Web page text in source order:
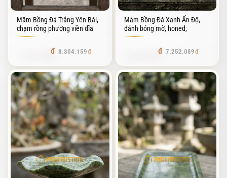
Mâm Bồng Đá Trắng Yên Bái,
chạm rồng phượng viền đĩa
8.304.159
Mâm Bồng Đá Xanh Ấn Độ,
đánh bóng mờ, honed,
7.252.089